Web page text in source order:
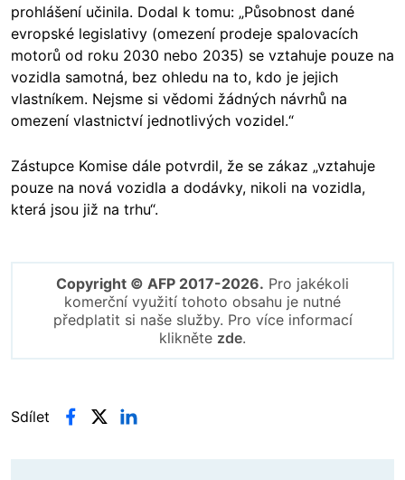
prohlášení učinila. Dodal k tomu: „Působnost dané
evropské legislativy (omezení prodeje spalovacích
motorů od roku 2030 nebo 2035) se vztahuje pouze na
vozidla samotná, bez ohledu na to, kdo je jejich
vlastníkem. Nejsme si vědomi žádných návrhů na
omezení vlastnictví jednotlivých vozidel.“
Zástupce Komise dále potvrdil, že se zákaz „vztahuje
pouze na nová vozidla a dodávky, nikoli na vozidla,
která jsou již na trhu“.
Copyright © AFP 2017-2026. Pro jakékoli
komerční využití tohoto obsahu je nutné
předplatit si naše služby. Pro více informací
klikněte zde.
Sdílet